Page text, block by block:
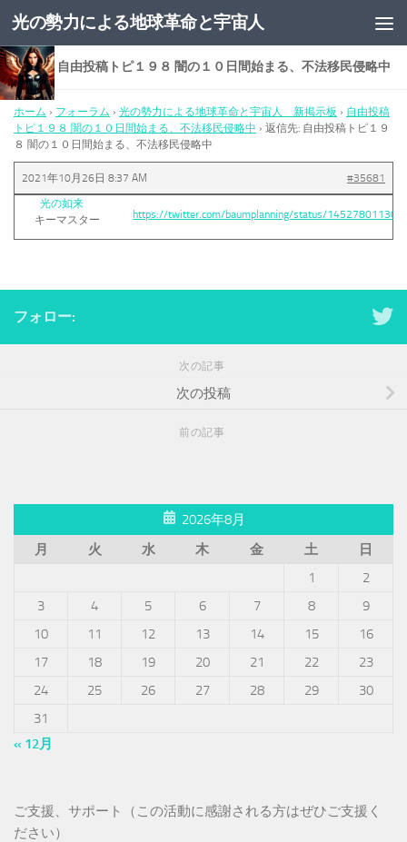
コンテンツへスキップ
光の勢力による地球革命と宇宙人
返信先: 自由投稿トピ１９８ 闇の１０日間始まる、不法移民侵略中
ホーム › フォーラム › 光の勢力による地球革命と宇宙人 新掲示板 › 自由投稿
トピ１９８ 闇の１０日間始まる、不法移民侵略中 › 返信先: 自由投稿トピ１９
８ 闇の１０日間始まる、不法移民侵略中
2021年10月26日 8:37 AM
#35681
光の如来
キーマスター
https://twitter.com/baumplanning/status/
フォロー:
次の記事
次の投稿
前の記事
2026年8月
月
火 水 木 金 土
日
1
2
3
4 5 6 7 8
9
10
11 12 13 14 15
16
17
18 19 20 21 22
23
24
25 26 27 28 29
30
31
« 12月
ご支援、サポート（この活動に感謝される方はぜひご支援く
ださい）